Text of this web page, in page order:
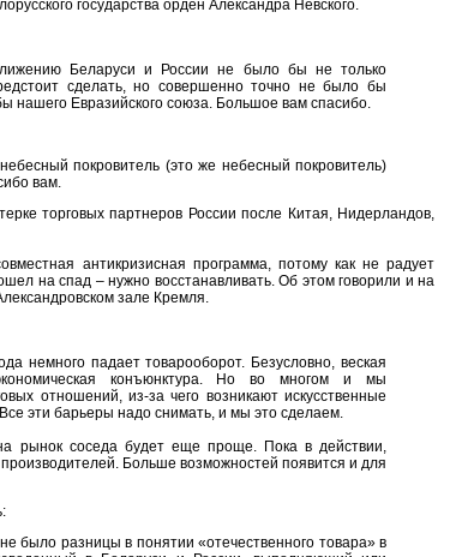
государства орден Александра Невского.
Беларуси и России не было бы не только
сделать, но совершенно точно не было бы
нашего Евразийского союза. Большое вам спасибо.
покровитель (это же небесный покровитель)
вам.
торговых партнеров России после Китая, Нидерландов,
антикризисная программа, потому как не радует
на спад – нужно восстанавливать. Об этом говорили и на
зале Кремля.
немного падает товарооборот. Безусловно, веская
конъюнктура. Но во многом и мы
отношений, из-за чего возникают искусственные
эти барьеры надо снимать, и мы это сделаем.
рынок соседа будет еще проще. Пока в действии,
Больше возможностей появится и для
было разницы в понятии «отечественного товара» в